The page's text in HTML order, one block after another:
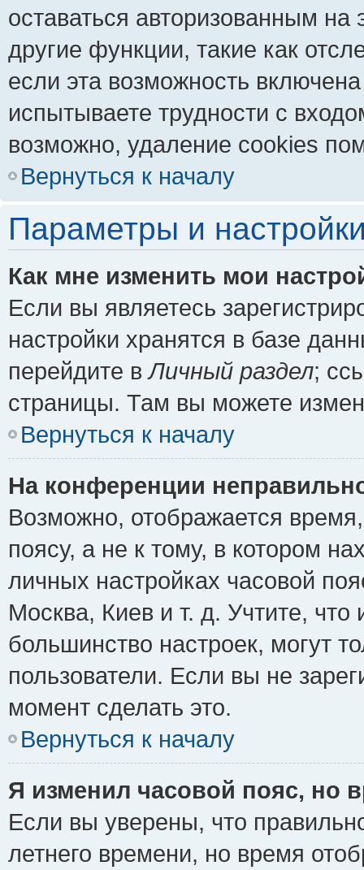
оставаться авторизованным
другие функции, такие как
если эта возможность
испытываете трудности с
возможно, удаление cookies
Вернуться к началу
Параметры и
Как мне изменить мои
Если вы являетесь
настройки хранятся в базе
перейдите вЛичный раздел;
страницы. Там вы можете
Вернуться к началу
На конференции
Возможно, отображается
поясу, а не к тому, в котором
личных настройках часовой
Москва, Киев и т. д. Учтите, что
большинство настроек, могут
пользователи. Если вы не
момент сделать это.
Вернуться к началу
Я изменил часовой пояс, но
Если вы уверены, что
летнего времени, но время